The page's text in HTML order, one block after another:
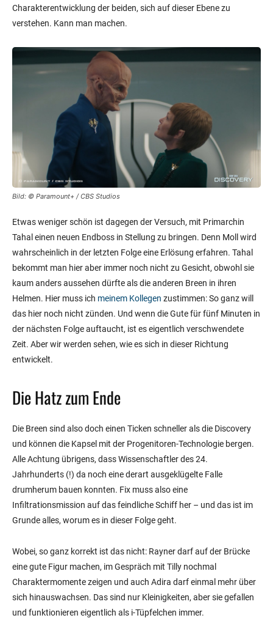
Charakterentwicklung der beiden, sich auf dieser Ebene zu
verstehen. Kann man machen.
Bild: © Paramount+ / CBS Studios
Etwas weniger schön ist dagegen der Versuch, mit Primarchin
Tahal einen neuen Endboss in Stellung zu bringen. Denn Moll wird
wahrscheinlich in der letzten Folge eine Erlösung erfahren. Tahal
bekommt man hier aber immer noch nicht zu Gesicht, obwohl sie
kaum anders aussehen dürfte als die anderen Breen in ihren
Helmen. Hier muss ich meinem Kollegen zustimmen: So ganz will
das hier noch nicht zünden. Und wenn die Gute für fünf Minuten in
der nächsten Folge auftaucht, ist es eigentlich verschwendete
Zeit. Aber wir werden sehen, wie es sich in dieser Richtung
entwickelt.
Die Hatz zum Ende
Die Breen sind also doch einen Ticken schneller als die Discovery
und können die Kapsel mit der Progenitoren-Technologie bergen.
Alle Achtung übrigens, dass Wissenschaftler des 24.
Jahrhunderts (!) da noch eine derart ausgeklügelte Falle
drumherum bauen konnten. Fix muss also eine
Infiltrationsmission auf das feindliche Schiff her – und das ist im
Grunde alles, worum es in dieser Folge geht.
Wobei, so ganz korrekt ist das nicht: Rayner darf auf der Brücke
eine gute Figur machen, im Gespräch mit Tilly nochmal
Charaktermomente zeigen und auch Adira darf einmal mehr über
sich hinauswachsen. Das sind nur Kleinigkeiten, aber sie gefallen
und funktionieren eigentlich als i-Tüpfelchen immer.